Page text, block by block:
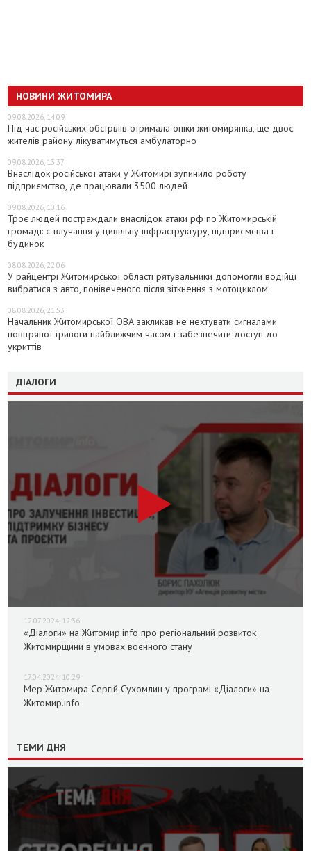
НОВИНИ ЖИТОМИРА
09.08.2026, 14:09
Під час російських обстрілів отримала опіки житомирянка, ще двоє
жителів району лікуватимуться амбулаторно
09.08.2026, 13:37
Внаслідок російської атаки у Житомирі зупинило роботу
підприємство, де працювали 3500 людей
09.08.2026, 10:16
Троє людей постраждали внаслідок атаки рф по Житомирській
громаді: є влучання у цивільну інфраструктуру, підприємства і
будинок
08.08.2026, 22:06
У райцентрі Житомирської області рятувальники допомогли водійці
вибратися з авто, понівеченого після зіткнення з мотоциклом
08.08.2026, 21:53
Начальник Житомирської ОВА закликав не нехтувати сигналами
повітряної тривоги найближчим часом і забезпечити доступ до
укриттів
ДІАЛОГИ
12.07.2024, 12:36
«Діалоги» на Житомир.info про регіональний розвиток
Житомирщини в умовах воєнного стану
17.04.2024, 10:29
Мер Житомира Сергій Сухомлин у програмі «Діалоги» на
Житомир.info
ТЕМИ ДНЯ